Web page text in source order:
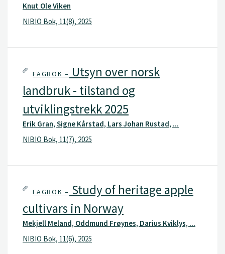
Knut Ole Viken
NIBIO Bok, 11(8), 2025
FAGBOK – Utsyn over norsk
landbruk - tilstand og
utviklingstrekk 2025
Erik Gran, Signe Kårstad, Lars Johan Rustad, ...
NIBIO Bok, 11(7), 2025
FAGBOK – Study of heritage apple
cultivars in Norway
Mekjell Meland, Oddmund Frøynes, Darius Kviklys, ...
NIBIO Bok, 11(6), 2025